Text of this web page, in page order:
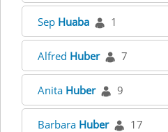
Sep Huaba 1
Alfred Huber 7
Anita Huber 9
Barbara Huber 17